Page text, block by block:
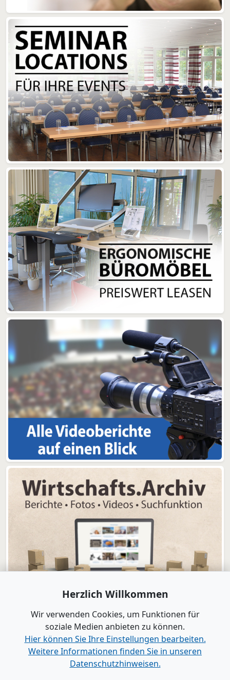
www.B2B-Wirtschaft.de
Herzlich Willkommen
Wir verwenden Cookies, um Funktionen für
soziale Medien anbieten zu können.
Hier können Sie Ihre Einstellungen bearbeiten.
Weitere Informationen finden Sie in unseren
Datenschutzhinweisen.